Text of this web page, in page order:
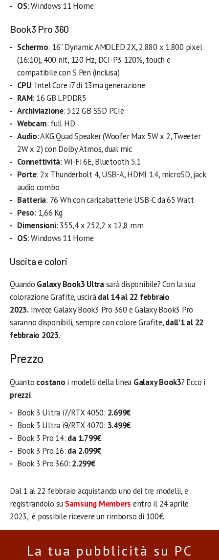
OS: Windows 11 Home
Book3 Pro 360
Schermo: 16” Dynamic AMOLED 2X, 2.880 x 1.800 pixel
(16:10), 400 nit, 120 Hz, DCI-P3 120%, touch e
compatibile con S Pen (inclusa)
CPU: Intel Core i7 di 13ma generazione
RAM: 16 GB LPDDR5
Archiviazione: 512 GB SSD PCIe
Webcam: full HD
Audio: AKG Quad Speaker (Woofer Max 5W x 2, Tweeter
2W x 2) con Dolby Atmos, dual mic
Connettività: Wi-Fi 6E, Bluetooth 5.1
Porte: 2x Thunderbolt 4, USB-A, HDMI 1.4, microSD, jack
audio combo
Batteria: 76 Wh con caricabatterie USB-C da 65 Watt
Peso: 1,66 Kg
Dimensioni: 355,4 x 252,2 x 12,8 mm
OS: Windows 11 Home
Uscita e colori
Quando Galaxy Book3 Ultrasarà disponibile? Con la sua
colorazione Grafite, usciràdal 14 al 22 febbraio
2023.Invece Galaxy Book3 Pro 360 e Galaxy Book3 Pro
saranno disponibili, sempre con coloreGrafite,dall’1 al 22
febbraio 2023.
Prezzo
Quanto costano i modelli della linea Galaxy Book3? Ecco i
prezzi:
Book 3 Ultra i7/RTX 4050: 2.699€
Book 3 Ultra i9/RTX 4070: 3.499€
Book 3 Pro 14: da 1.799€
Book 3 Pro 16: da 2.099€
Book 3 Pro 360: 2.299€
Dal 1 al 22 febbraio acquistando uno dei tre modelli, e
registrandolo su Samsung Members entro il 24 aprile
2023, è possibile ricevere un rimborso di 100€.
La tua pubblicità su PC